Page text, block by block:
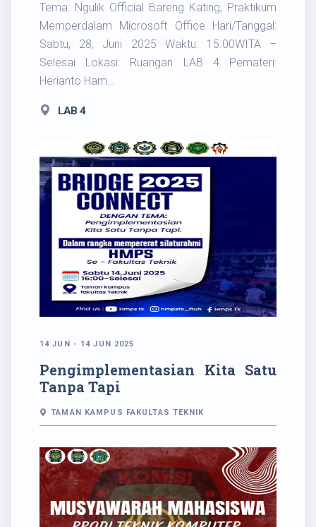
Tema: Ngulik Official Bareng Kating, Praktikum
Memperdalam Microsoft Office Hari/Tanggal:
Sabtu, 28, Juni 2025 Waktu: 15.00WITA –
Selesai Lokasi: Ruangan LAB 4 Pemateri:
Herianto Ham…
LAB 4
14 JUN - 14 JUN 2025
Pengimplementasian Kita Satu
Tanpa Tapi
TAMAN KAMPUS FAKULTAS TEKNIK